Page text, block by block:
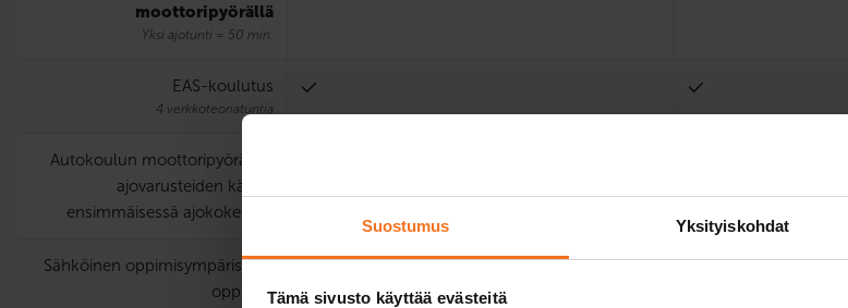
Suostumus Yksityiskohdat
Tämä sivusto käyttää evästeitä
moottoripyörällä
Yksi ajotunti = 50 min.
EAS-koulutus
4 verkkoteoriatuntia
Autokoulun moottoripyörän ja
ajovarusteiden käyttö
ensimmäisessä ajokokeessa
Sähköinen oppimisympäristö ja
oppikirja